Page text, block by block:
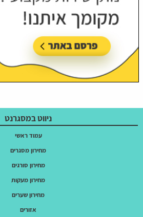
ניווט במסגרנט
עמוד ראשי
מחירון מסגרים
מחירון סורגים
מחירון מעקות
מחירון שערים
אזורים